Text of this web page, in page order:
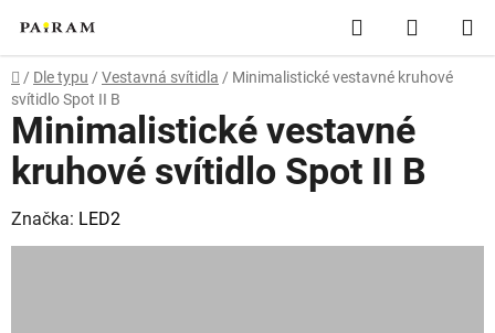
obsah
Hledat
KOŠÍK
Domů
/ Dle typu / Vestavná svítidla / Minimalistické vestavné kruhové
svítidlo Spot II B
Minimalistické vestavné
kruhové svítidlo Spot II B
Značka: LED2